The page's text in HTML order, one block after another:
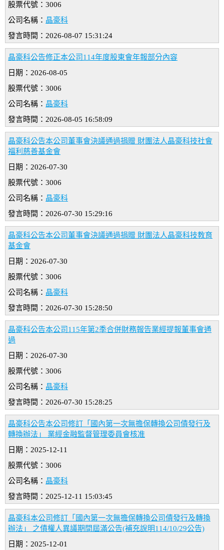
股票代號：3006
公司名稱： 晶豪科
發言時間：2026-08-07 15:31:24
晶豪科公告修正本公司114年度股東會年報部分內容
日期：2026-08-05
股票代號：3006
公司名稱： 晶豪科
發言時間：2026-08-05 16:58:09
晶豪科公告本公司董事會決議通過捐贈 財團法人晶豪科技社會
福利慈善基金會
日期：2026-07-30
股票代號：3006
公司名稱： 晶豪科
發言時間：2026-07-30 15:29:16
晶豪科公告本公司董事會決議通過捐贈 財團法人晶豪科技教育
基金會
日期：2026-07-30
股票代號：3006
公司名稱： 晶豪科
發言時間：2026-07-30 15:28:50
晶豪科公告本公司115年第2季合併財務報告業經提報董事會通
過
日期：2026-07-30
股票代號：3006
公司名稱： 晶豪科
發言時間：2026-07-30 15:28:25
晶豪科公告本公司修訂「國內第一次無擔保轉換公司債發行及
轉換辦法」 業經金融監督管理委員會核准
日期：2025-12-11
股票代號：3006
公司名稱： 晶豪科
發言時間：2025-12-11 15:03:45
晶豪科本公司修訂「國內第一次無擔保轉換公司債發行及轉換
辦法」 之債權人異議期間屆滿公告(補充說明114/10/29公告)
日期：2025-12-01